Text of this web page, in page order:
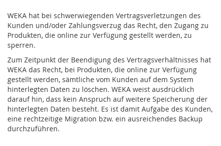
WEKA hat bei schwerwiegenden Vertragsverletzungen des
Kunden und/oder Zahlungsverzug das Recht, den Zugang zu
Produkten, die online zur Verfügung gestellt werden, zu
sperren.
Zum Zeitpunkt der Beendigung des Vertragsverhältnisses hat
WEKA das Recht, bei Produkten, die online zur Verfügung
gestellt werden, sämtliche vom Kunden auf dem System
hinterlegten Daten zu löschen. WEKA weist ausdrücklich
darauf hin, dass kein Anspruch auf weitere Speicherung der
hinterlegten Daten besteht. Es ist damit Aufgabe des Kunden,
eine rechtzeitige Migration bzw. ein ausreichendes Backup
durchzuführen.